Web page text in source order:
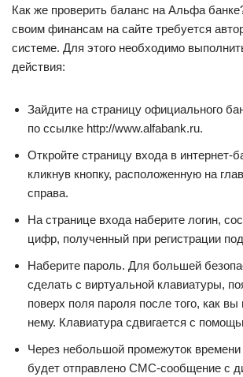
Как же проверить баланс на Альфа
своим финансам на сайте требуется
системе. Для этого необходимо
действия:
Зайдите на страницу официального
по ссылке http://www.alfabank.ru.
Откройте страницу входа в интернет-
кликнув кнопку, расположенную на
справа.
На странице входа наберите логин,
цифр, полученный при регистрации
Наберите пароль. Для большей
сделать с виртуальной клавиатуры,
поверх поля пароля после того, как
нему. Клавиатура сдвигается с
Через небольшой промежуток
будет отправлено СМС-сообщение с